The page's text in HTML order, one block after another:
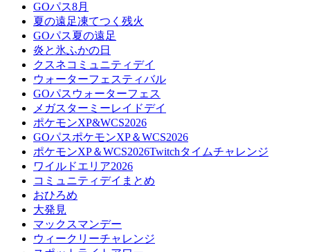
GOパス8月
夏の遠足凍てつく残火
GOパス夏の遠足
炎と氷ふかの日
クスネコミュニティデイ
ウォーターフェスティバル
GOパスウォーターフェス
メガスターミーレイドデイ
ポケモンXP&WCS2026
GOパスポケモンXP＆WCS2026
ポケモンXP＆WCS2026Twitchタイムチャレンジ
ワイルドエリア2026
コミュニティデイまとめ
おひろめ
大発見
マックスマンデー
ウィークリーチャレンジ